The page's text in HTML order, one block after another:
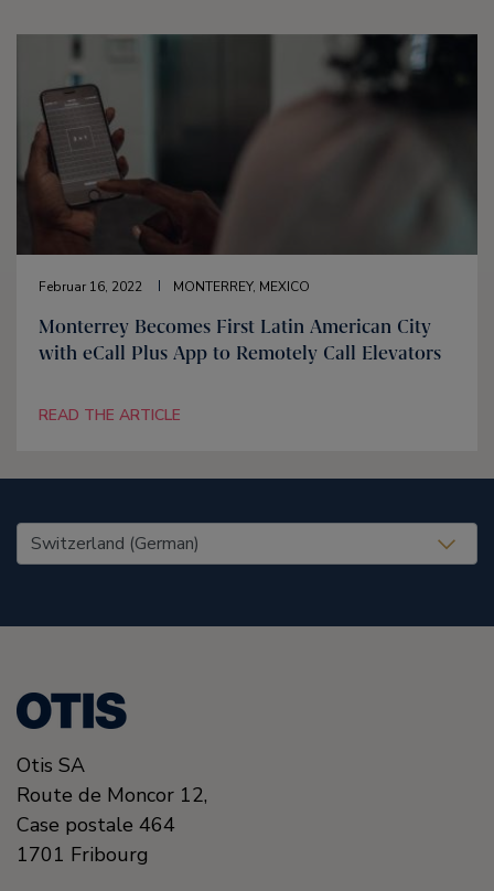
Februar 16, 2022 MONTERREY, MEXICO
Monterrey Becomes First Latin American City
with eCall Plus App to Remotely Call Elevators
READ THE ARTICLE
United States (EN)
Otis SA
Route de Moncor 12,
Case postale 464
1701 Fribourg